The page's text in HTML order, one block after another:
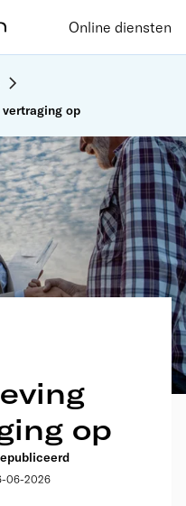
Online diensten
op
op
06-2026